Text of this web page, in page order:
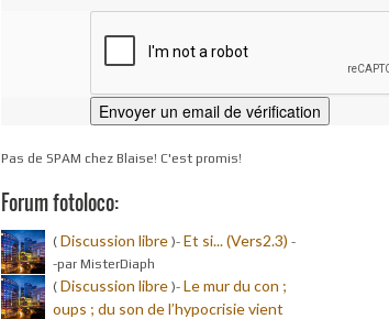
Pas de SPAM chez Blaise! C'est promis!
Forum fotoloco:
( Discussion libre)- Et si... (Vers2.3) -
-par MisterDiaph
( Discussion libre)- Le mur du con ;
oups ; du son de l’hypocrisie vient